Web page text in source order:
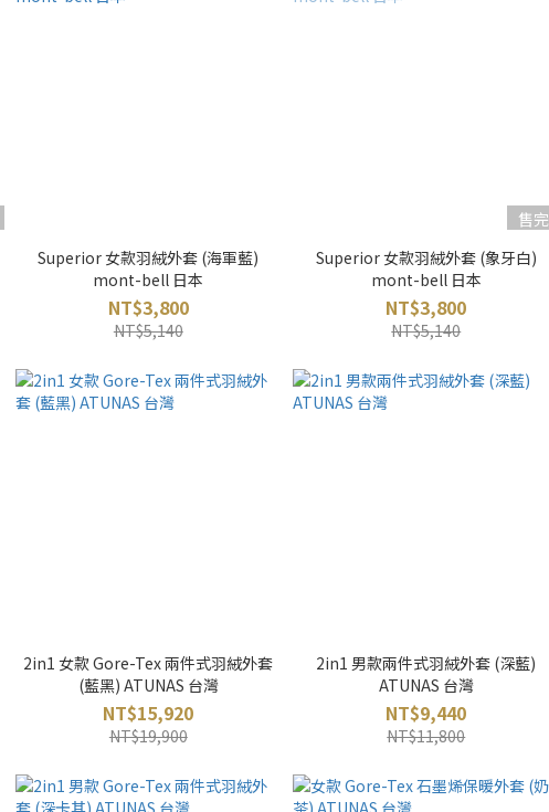
Superior 女款羽絨外套 (海軍藍)
mont-bell 日本
NT$3,800
NT$5,140
售完
Superior 女款羽絨外套 (象牙白)
mont-bell 日本
NT$3,800
NT$5,140
2in1 女款 Gore-Tex 兩件式羽絨外套
(藍黑) ATUNAS 台灣
NT$15,920
NT$19,900
2in1 男款兩件式羽絨外套 (深藍)
ATUNAS 台灣
NT$9,440
NT$11,800